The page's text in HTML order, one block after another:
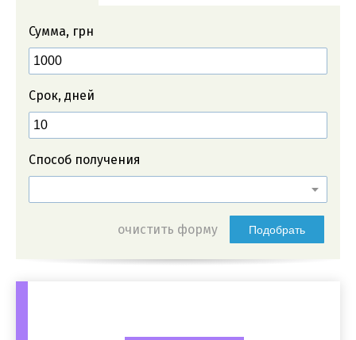
Сумма, грн
Срок, дней
Способ получения
очистить форму Подобрать